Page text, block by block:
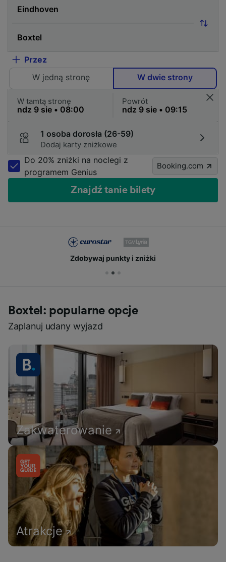
Przez
W jedną stronę
W dwie strony
W tamtą stronę Powrót
1 osoba dorosła (26-59)
Dodaj karty zniżkowe
Do 20% zniżki na noclegi z
programem Genius
Booking.com
Znajdź tanie bilety
Zdobywaj punkty i zniżki
Boxtel: popularne opcje
Zaplanuj udany wyjazd
Zakwaterowanie
Atrakcje